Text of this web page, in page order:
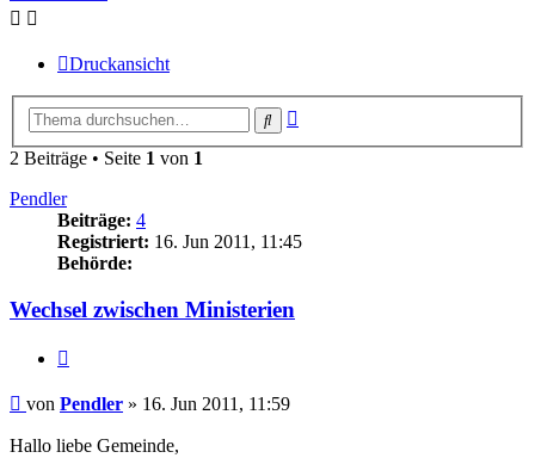
Druckansicht
Suche
2 Beiträge • Seite 1 von 1
Pendler
Beiträge: 4
Registriert: 16. Jun 2011, 11:45
Behörde:
Wechsel zwischen Ministerien
Beitrag
von Pendler » 16. Jun 2011, 11:59
Hallo liebe Gemeinde,